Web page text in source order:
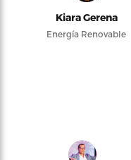
Kiara Gerena
Energía Renovable